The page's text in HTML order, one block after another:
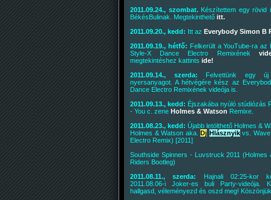
2011.09.24., szombat.Készítettem egy rövid
BékésBulinak. Megtekinthető itt.
2011.09.20., kedd: Itt az Everybody Simon B
2011.09.19., hétfő: Felkerült a YouTube-ra
Style-X Dance Electro Remixének
megtekintéshez kattints ide!
2011.09.14., szerda: Felvettünk egy új
nyersanyagot. A hétvégére kész az
Dance Electro Remixének videója is.
2011.09.13., kedd: Éjszakába nyúló stúdiózás
- You c. zene Holmes & Watson Remixe.
2011.08.23., kedd: Újabb letölthető Holmes &
Holmes & Watson aka.
Dj Hlásznyikvs. Wave
Electro Remix) [2011]
Southside Spinners - Luvstruck 2011
Riders Bootleg)
2011.08.11., szerda:
Hajnali 02:25-kor
2011.08.06-i Joker-es buli Party-videója.
hallgasd, véleményezd és oszd meg!